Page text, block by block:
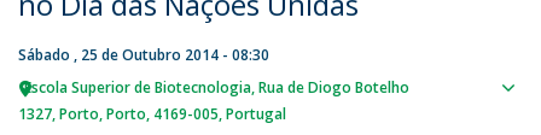
Sábado , 25 de Outubro 2014 - 08:30
Escola Superior de Biotecnologia Rua de Diogo Botelho
1327 Porto Porto 4169-005 Portugal